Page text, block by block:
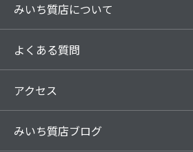
みいち質店について
よくある質問
アクセス
みいち質店ブログ